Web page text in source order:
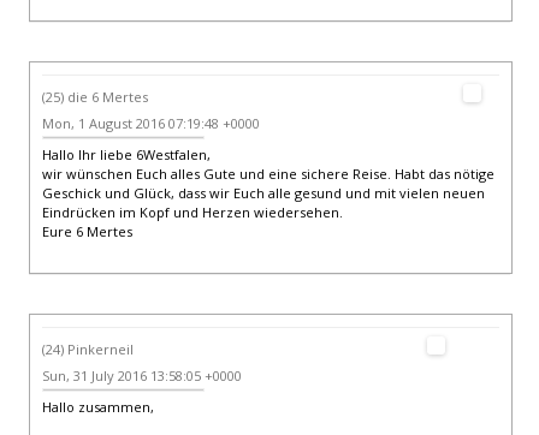
(25) die 6 Mertes
Mon, 1 August 2016 07:19:48 +0000
Hallo Ihr liebe 6Westfalen,
wir wünschen Euch alles Gute und eine sichere Reise. Habt das nötige
Geschick und Glück, dass wir Euch alle gesund und mit vielen neuen
Eindrücken im Kopf und Herzen wiedersehen.
Eure 6 Mertes
(24) Pinkerneil
Sun, 31 July 2016 13:58:05 +0000
Hallo zusammen,